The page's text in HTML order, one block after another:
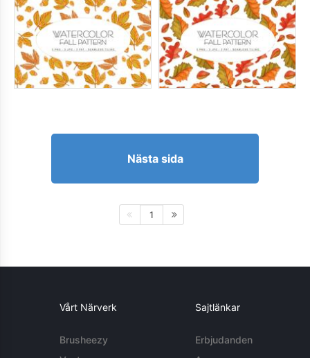
Nästa sida
1
Vårt Närverk
Brusheezy
Sajtlänkar
Erbjudanden